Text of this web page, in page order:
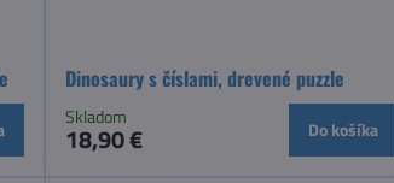
Dinosaury s číslami, drevené puzzle
Skladom
18,90 € Do košíka